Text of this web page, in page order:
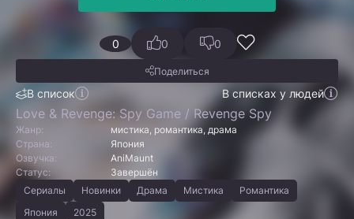
0
В список В списках у людей
0 0
Поделиться
Love & Revenge: Spy Game / Revenge Spy
Жанр:
мистика, романтика, драма
Страна:
Япония
Озвучка:
AniMaunt
Статус:
Завершён
Сериалы
Новинки Драма Мистика
Романтика
Япония
2025